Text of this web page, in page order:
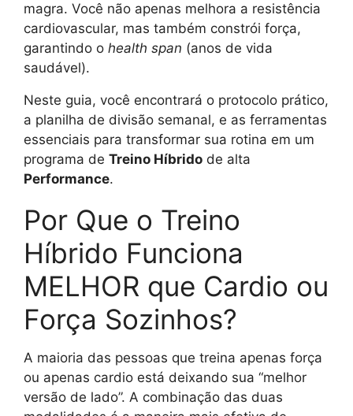
magra. Você não apenas melhora a resistência
cardiovascular, mas também constrói força,
garantindo o health span (anos de vida
saudável).
Neste guia, você encontrará o protocolo prático,
a planilha de divisão semanal, e as ferramentas
essenciais para transformar sua rotina em um
programa de Treino Híbrido de alta
Performance.
Por Que o Treino
Híbrido Funciona
MELHOR que Cardio ou
Força Sozinhos?
A maioria das pessoas que treina apenas força
ou apenas cardio está deixando sua “melhor
versão de lado”. A combinação das duas